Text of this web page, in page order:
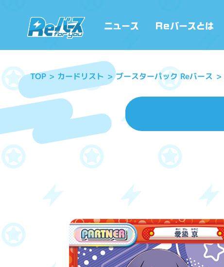
TOP カードリスト ブースターパック Reバース